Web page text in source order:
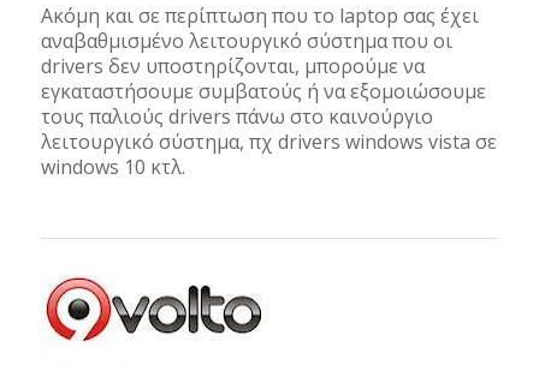
Ακόμη και σε περίπτωση που το laptop σας έχει
αναβαθμισμένο λειτουργικό σύστημα που οι
drivers δεν υποστηρίζονται, μπορούμε να
εγκαταστήσουμε συμβατούς ή να εξομοιώσουμε
τους παλιούς drivers πάνω στο καινούργιο
λειτουργικό σύστημα, πχ drivers windows vista σε
windows 10 κτλ.